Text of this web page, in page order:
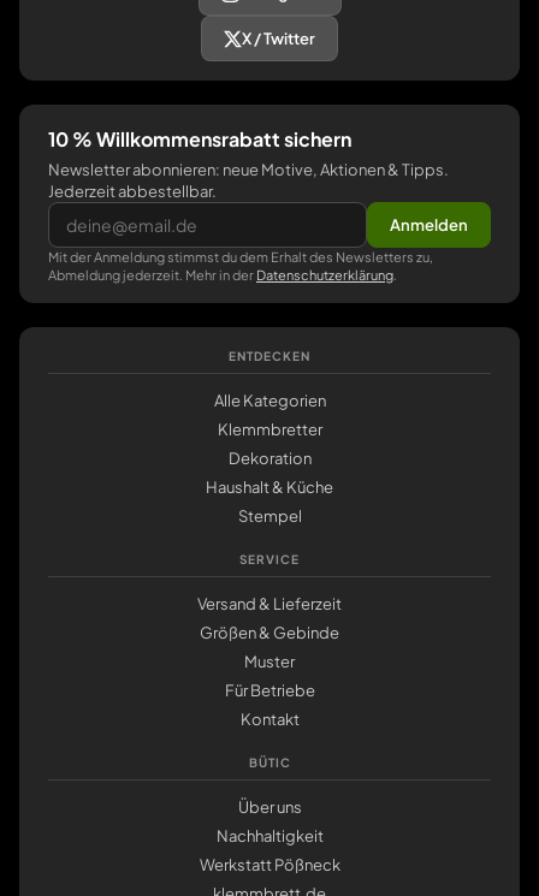
X / Twitter
10 % Willkommensrabatt sichern
Newsletter abonnieren: neue Motive, Aktionen & Tipps.
Jederzeit abbestellbar.
Anmelden
Mit der Anmeldung stimmst du dem Erhalt des Newsletters zu,
Abmeldung jederzeit. Mehr in der Datenschutzerklärung
ENTDECKEN
Alle Kategorien
Klemmbretter
Dekoration
Haushalt & Küche
Stempel
SERVICE
Versand & Lieferzeit
Größen & Gebinde
Muster
Für Betriebe
Kontakt
BÜTIC
Über uns
Nachhaltigkeit
Werkstatt Pößneck